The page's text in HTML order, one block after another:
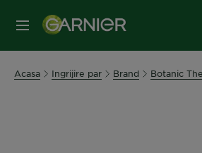
MENIU
Acasa Ingrijire par Brand Botanic